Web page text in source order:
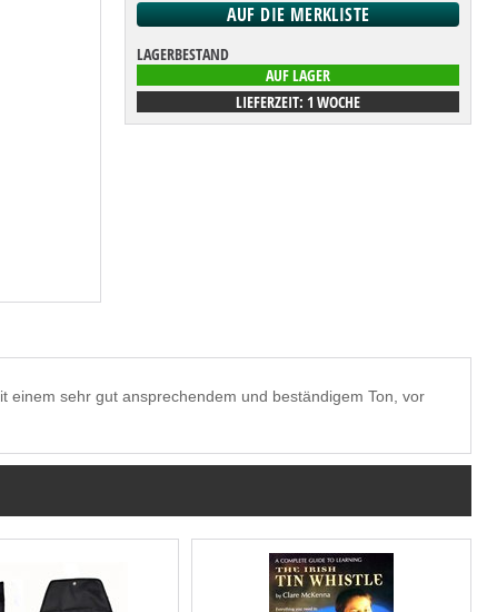
LAGERBESTAND
AUF LAGER
LIEFERZEIT: 1 WOCHE
sehr gut ansprechendem und beständigem Ton, vor